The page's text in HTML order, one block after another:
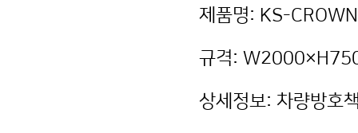
제품명: KS-
규격:
상세정보: 차량방호